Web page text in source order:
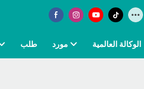
طلب مورد الوكالة العالمية